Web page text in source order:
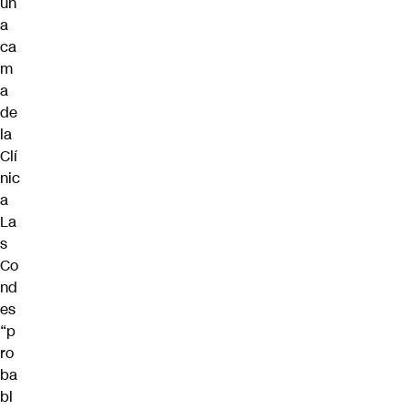
a
ca
m
a
de
la
Clí
nic
a
La
s
Co
nd
es
“p
ro
ba
bl